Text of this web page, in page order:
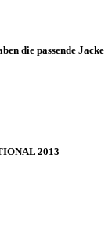
die passende Jacke
2013